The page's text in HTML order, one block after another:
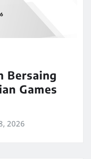
Bersaing
Games
2026